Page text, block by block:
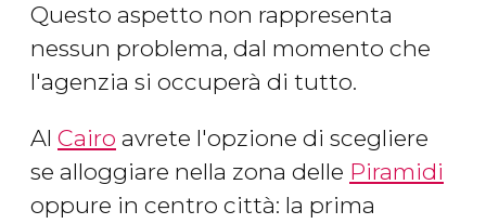
Questo aspetto non rappresenta
nessun problema, dal momento che
l'agenzia si occuperà di tutto.
Al Cairo avrete l'opzione di scegliere
se alloggiare nella zona delle Piramidi
oppure in centro città: la prima